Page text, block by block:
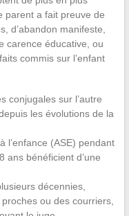
parent a fait preuve de
d’abandon manifeste,
carence éducative, ou
commis sur l’enfant
conjugales sur l’autre
les évolutions de la
l’enfance (ASE) pendant
ans bénéficient d’une
décennies,
ou des courriers,